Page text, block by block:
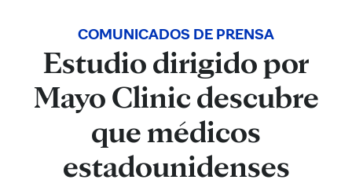
COMUNICADOS DE PRENSA
Estudio dirigido por
Mayo Clinic descubre
que médicos
estadounidenses